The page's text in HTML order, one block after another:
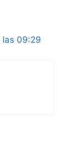
las 09:29